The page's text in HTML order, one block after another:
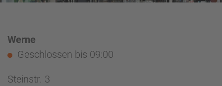
Werne
Geschlossen bis 09:00
Steinstr. 3